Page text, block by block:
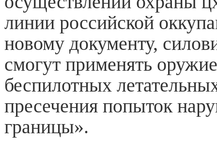
линии российской
новому документу,
смогут применять
беспилотных
пресечения попыток
границы».